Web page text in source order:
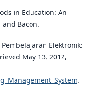
in Education: An
Bacon.
Elektronik:
May 13, 2012,
.